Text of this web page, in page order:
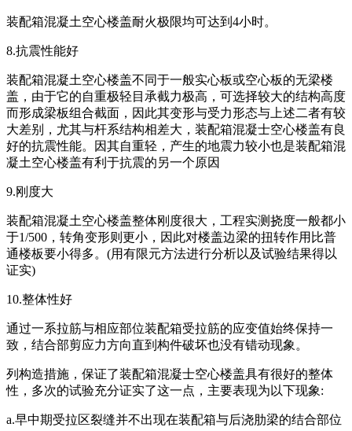
装配箱混凝土空心楼盖耐火极限均可达到4小时。
8.抗震性能好
装配箱混凝土空心楼盖不同于一般实心板或空心板的无梁楼
盖，由于它的自重极轻目承截力极高，可选择较大的结构高度
而形成梁板组合截面，因此其变形与受力形态与上述二者有较
大差别，尤其与杆系结构相差大，装配箱混凝士空心楼盖有良
好的抗震性能。因其自重轻，产生的地震力较小也是装配箱混
凝土空心楼盖有利于抗震的另一个原因
9.刚度大
装配箱混凝土空心楼盖整体刚度很大，工程实测挠度一般都小
于1/500，转角变形则更小，因此对楼盖边梁的扭转作用比普
通楼板要小得多。(用有限元方法进行分析以及试验结果得以
证实)
10.整体性好
通过一系拉筋与相应部位装配箱受拉筋的应变值始终保持一
致，结合部剪应力方向直到构件破坏也没有错动现象。
列构造措施，保证了装配箱混凝士空心楼盖具有很好的整体
性，多次的试验充分证实了这一点，主要表现为以下现象:
a.早中期受拉区裂缝并不出现在装配箱与后浇肋梁的结合部位